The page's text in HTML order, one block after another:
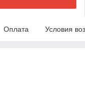
Оплата Условия